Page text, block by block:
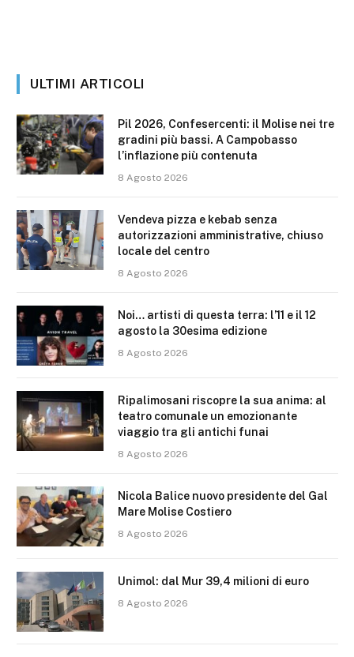
ULTIMI ARTICOLI
Pil 2026, Confesercenti: il Molise nei tre
gradini più bassi. A Campobasso
l’inflazione più contenuta
8 Agosto 2026
Vendeva pizza e kebab senza
autorizzazioni amministrative, chiuso
locale del centro
8 Agosto 2026
Noi… artisti di questa terra: l’11 e il 12
agosto la 30esima edizione
8 Agosto 2026
Ripalimosani riscopre la sua anima: al
teatro comunale un emozionante
viaggio tra gli antichi funai
8 Agosto 2026
Nicola Balice nuovo presidente del Gal
Mare Molise Costiero
8 Agosto 2026
Unimol: dal Mur 39,4 milioni di euro
8 Agosto 2026